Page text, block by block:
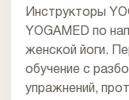
Инструкторы
YOGAMED по
женской йоги.
обучение с
упражнений,